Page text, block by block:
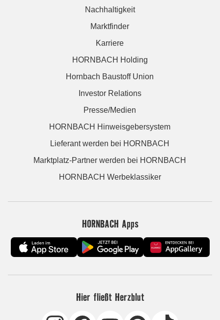
Nachhaltigkeit
Marktfinder
Karriere
HORNBACH Holding
Hornbach Baustoff Union
Investor Relations
Presse/Medien
HORNBACH Hinweisgebersystem
Lieferant werden bei HORNBACH
Marktplatz-Partner werden bei HORNBACH
HORNBACH Werbeklassiker
HORNBACH Apps
Hier fließt Herzblut